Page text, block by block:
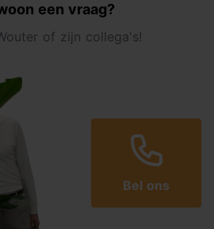
een vraag?
of zijn collega's!
Bel ons